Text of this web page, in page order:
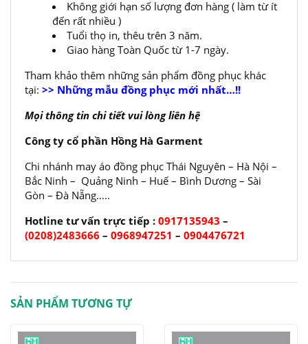
Không giới hạn số lượng đơn hàng ( làm từ ít
đến rất nhiều )
Tuổi thọ in, thêu trên 3 năm.
Giao hàng Toàn Quốc từ 1-7 ngày.
Tham khảo thêm những sản phẩm đồng phục khác
tại: >> Những mẫu đồng phục mới nhất…!!
Mọi thông tin chi tiết vui lòng liên hệ
Công ty cổ phần Hồng Hà Garment
Chi nhánh may áo đồng phục Thái Nguyên – Hà Nội –
Bắc Ninh – Quảng Ninh – Huế – Bình Dương – Sài
Gòn – Đà Nẵng…..
Hotline tư vấn trực tiếp : 0917135943 –
(0208)2483666 – 0968947251 – 0904476721
SẢN PHẨM TƯƠNG TỰ